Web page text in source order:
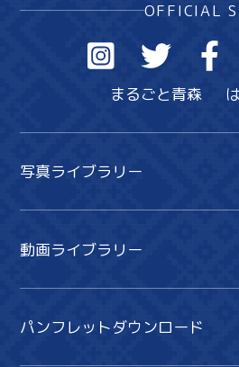
OFFICIAL
まるごと青森
写真ライブラリー
動画ライブラリー
パンフレットダウンロード